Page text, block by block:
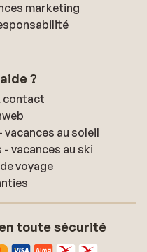
marketing
?
contact
au soleil
vacances au ski
voyage
toute sécurité